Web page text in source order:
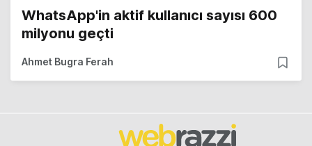
WhatsApp'in aktif kullanıcı sayısı 600
milyonu geçti
Ahmet Bugra Ferah